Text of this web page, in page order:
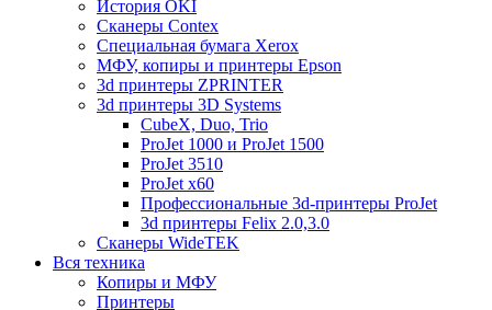
История OKI
Сканеры Contex
Специальная бумага Xerox
МФУ, копиры и принтеры Epson
3d принтеры ZPRINTER
3d принтеры 3D Systems
CubeX, Duo, Trio
ProJet 1000 и ProJet 1500
ProJet 3510
ProJet x60
Профессиональные 3d-принтеры ProJet
3d принтеры Felix 2.0,3.0
Сканеры WideTEK
Вся техника
Копиры и МФУ
Принтеры